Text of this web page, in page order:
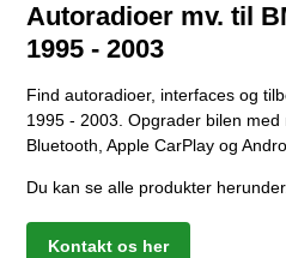
Autoradioer mv. til
1995 - 2003
Find autoradioer, interfaces og
1995 - 2003. Opgrader bilen
Bluetooth, Apple CarPlay og
Du kan se alle produkter herunder.
Kontakt os her